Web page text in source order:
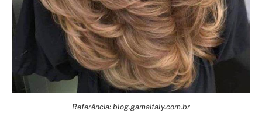
Referência: blog.gamaitaly.com.br